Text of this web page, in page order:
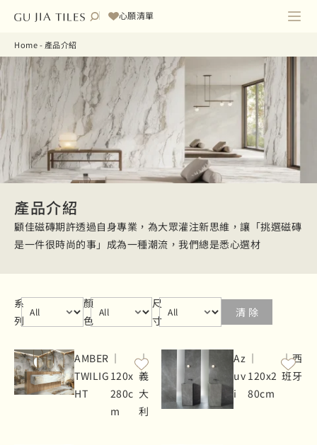
心願清單
Home- 產品介紹
產品介紹
顧佳磁磚期許透過自身專業，為大眾灌注新思維，讓「挑選磁磚
是一件很時尚的事」成為一種潮流，我們總是悉心選材
系
列
series
Select content
顏
色
color
Select content
尺
寸
size
Select content
清 除
AMBER
TWILIG
HT
｜
120x
280c
m
｜
義
大
利
Az
uv
i
｜
120x2
80cm
｜西
班牙